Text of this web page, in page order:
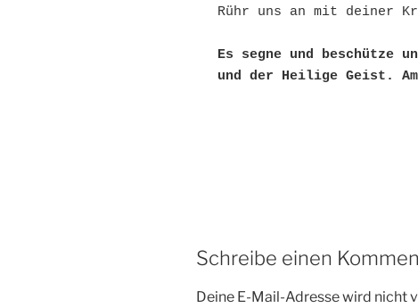
Rühr uns an mit deiner
Es segne und beschütze
und der Heilige Geist.
Schreibe einen
Deine E-Mail-Adresse wird nicht